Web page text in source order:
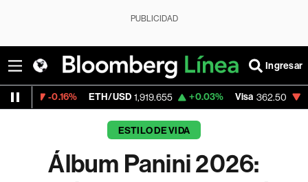
PUBLICIDAD
Ingresar
ETH/USD 1,919.655 +0.03% Visa 362.50 -2.15%
ESTILO DE VIDA
Álbum Panini 2026: